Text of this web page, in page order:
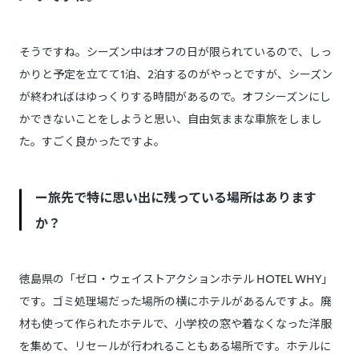
そうですね。シーズン中はオフの日が限られているので、しっ
かりと予定を立てて1泊、2泊するのがやっとですが、シーズン
が終わればはゆっくりする時間があるので。オフシーズンにし
かできないことをしようと思い、自由気ままな車旅をしまし
た。すごく良かったですよ。
ー旅先で特に思い出に残っている場所はあります
か？
徳島県の「ゼロ・ウェイストアクションホテル HOTEL WHY」
です。ゴミ処理場だった場所の横にホテルがあるんですよ。廃
材も使って作られたホテルで、小学校の窓や着なくなった洋服
を集めて、リセールが行われることもある場所です。ホテルに